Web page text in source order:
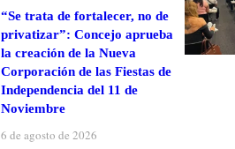
“Se trata de fortalecer, no de
privatizar”: Concejo aprueba
la creación de la Nueva
Corporación de las Fiestas de
Independencia del 11 de
Noviembre
6 de agosto de 2026